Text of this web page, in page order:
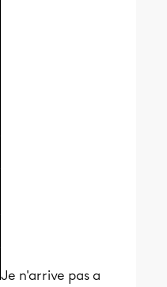
Je n'arrive pas a